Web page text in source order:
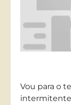
Vou para o